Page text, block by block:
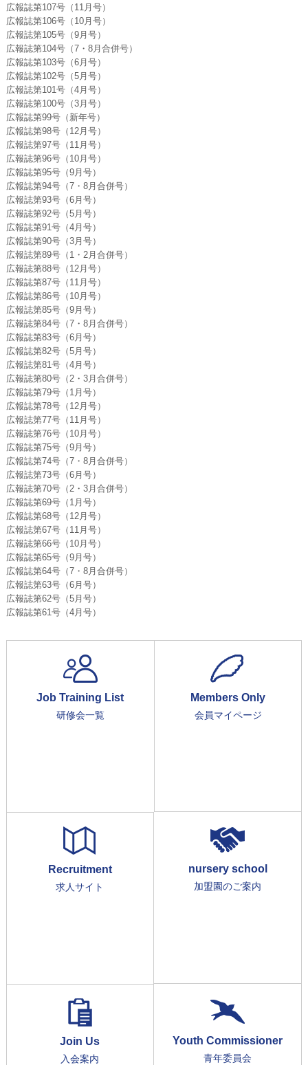
広報誌第107号（11月号）
広報誌第106号（10月号）
広報誌第105号（9月号）
広報誌第104号（7・8月合併号）
広報誌第103号（6月号）
広報誌第102号（5月号）
広報誌第101号（4月号）
広報誌第100号（3月号）
広報誌第99号（新年号）
広報誌第98号（12月号）
広報誌第97号（11月号）
広報誌第96号（10月号）
広報誌第95号（9月号）
広報誌第94号（7・8月合併号）
広報誌第93号（6月号）
広報誌第92号（5月号）
広報誌第91号（4月号）
広報誌第90号（3月号）
広報誌第89号（1・2月合併号）
広報誌第88号（12月号）
広報誌第87号（11月号）
広報誌第86号（10月号）
広報誌第85号（9月号）
広報誌第84号（7・8月合併号）
広報誌第83号（6月号）
広報誌第82号（5月号）
広報誌第81号（4月号）
広報誌第80号（2・3月合併号）
広報誌第79号（1月号）
広報誌第78号（12月号）
広報誌第77号（11月号）
広報誌第76号（10月号）
広報誌第75号（9月号）
広報誌第74号（7・8月合併号）
広報誌第73号（6月号）
広報誌第70号（2・3月合併号）
広報誌第69号（1月号）
広報誌第68号（12月号）
広報誌第67号（11月号）
広報誌第66号（10月号）
広報誌第65号（9月号）
広報誌第64号（7・8月合併号）
広報誌第63号（6月号）
広報誌第62号（5月号）
広報誌第61号（4月号）
Job Training List
研修会一覧
Members Only
会員マイページ
Recruitment
求人サイト
nursery school
加盟園のご案内
Join Us
入会案内
Youth Commissioner
青年委員会